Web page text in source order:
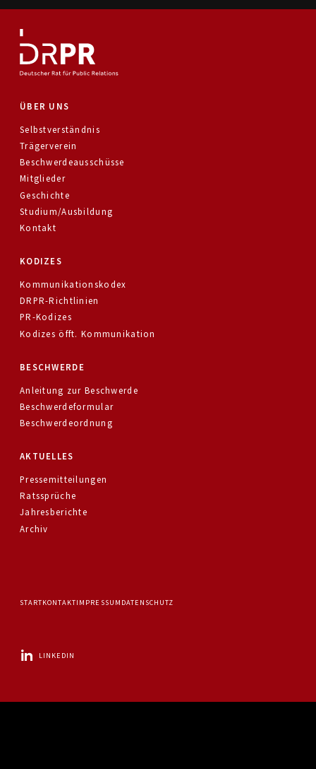
Archiv
ÜBER UNS
Selbstverständnis
Trägerverein
Beschwerdeausschüsse
Mitglieder
Geschichte
Studium/Ausbildung
Kontakt
KODIZES
Kommunikationskodex
DRPR-Richtlinien
PR-Kodizes
Kodizes öfft. Kommunikation
BESCHWERDE
Anleitung zur Beschwerde
Beschwerdeformular
Beschwerdeordnung
AKTUELLES
Pressemitteilungen
Ratssprüche
Jahresberichte
Archiv
STARTKONTAKTIMPRESSUM DATENSCHUTZ
LINKEDIN